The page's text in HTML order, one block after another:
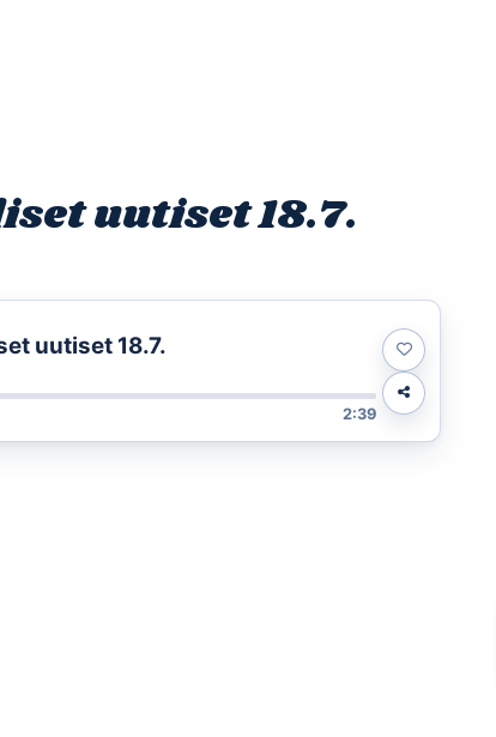
uutiset 18.7.
uutiset 18.7.
2:39